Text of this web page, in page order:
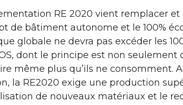
RE 2020 vient remplacer et
de bâtiment autonome et le 100%
globale ne devra pas excéder les
dont le principe est non
même plus qu’ils ne consomment.
la RE2020 exige une production
de nouveaux matériaux et le